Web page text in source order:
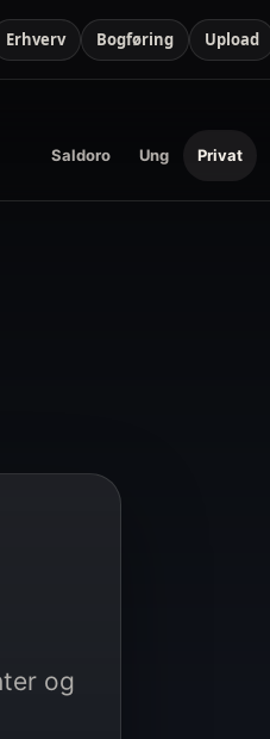
Erhverv Bogføring Upload
Saldoro Ung Privat
og